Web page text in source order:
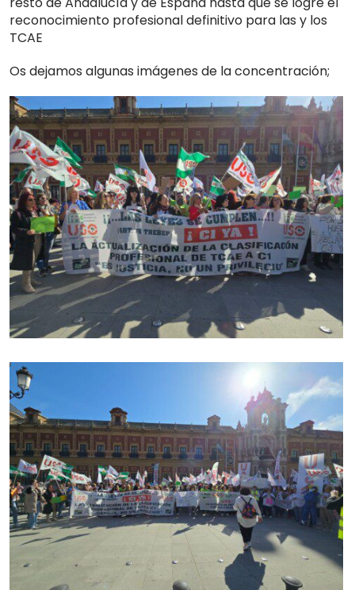
reconocimiento profesional definitivo para las y los
TCAE
Os dejamos algunas imágenes de la concentración;